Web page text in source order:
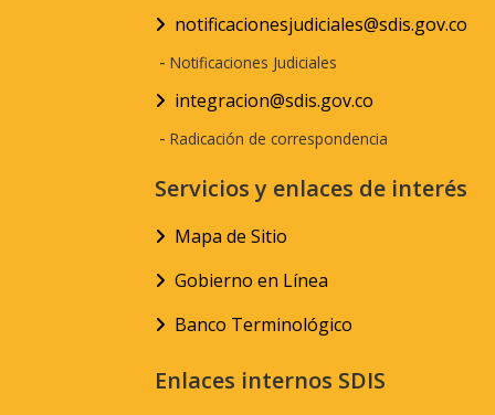
notificacionesjudiciales@sdis.gov.co
- Notificaciones Judiciales
integracion@sdis.gov.co
- Radicación de correspondencia
Servicios y enlaces de interés
Mapa de Sitio
Gobierno en Línea
Banco Terminológico
Enlaces internos SDIS